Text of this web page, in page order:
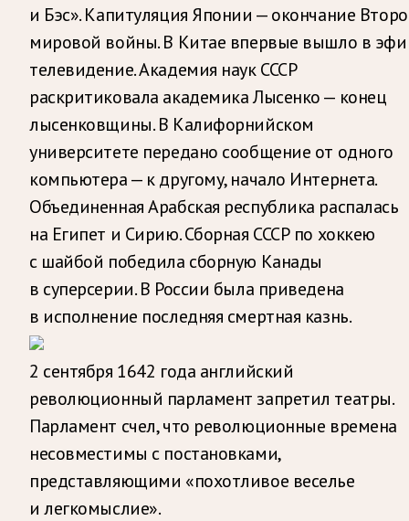
и Бэс». Капитуляция Японии — окончание
мировой войны. В Китае впервые вышло в
телевидение. Академия наук СССР
раскритиковала академика Лысенко — конец
лысенковщины. В Калифорнийском
университете передано сообщение от одного
компьютера — к другому, начало Интернета.
Объединенная Арабская республика распалась
на Египет и Сирию. Сборная СССР по хоккею
с шайбой победила сборную Канады
в суперсерии. В России была приведена
в исполнение последняя смертная казнь.
2 сентября 1642 года английский
революционный парламент запретил театры.
Парламент счел, что революционные времена
несовместимы с постановками,
представляющими «похотливое веселье
и легкомыслие».